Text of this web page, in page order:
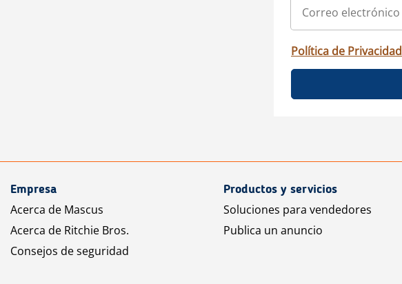
Política de Privacidad
Empresa
Acerca de Mascus
Acerca de Ritchie Bros.
Consejos de seguridad
Productos y servicios
Soluciones para vendedores
Publica un anuncio